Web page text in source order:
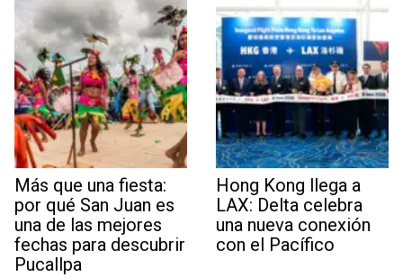
Más que una fiesta:
por qué San Juan es
una de las mejores
fechas para descubrir
Pucallpa
Hong Kong llega a
LAX: Delta celebra
una nueva conexión
con el Pacífico